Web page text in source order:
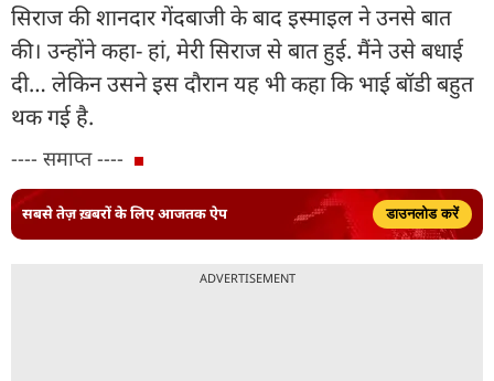
सिराज की शानदार गेंदबाजी के बाद इस्माइल ने उनसे बात
की। उन्होंने कहा- हां, मेरी सिराज से बात हुई. मैंने उसे बधाई
दी… लेकिन उसने इस दौरान यह भी कहा कि भाई बॉडी बहुत
थक गई है.
---- समाप्त ----
सबसे तेज़ ख़बरों के लिए आजतक ऐप डाउनलोड करें
ADVERTISEMENT